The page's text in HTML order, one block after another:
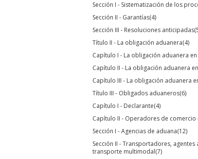
Sección I - Sistematización de los
Sección II - Garantías(4)
Sección III - Resoluciones anticipadas
Título II - La obligación aduanera(4)
Capítulo I - La obligación aduanera
Capítulo II - La obligación aduanera
Capítulo III - La obligación aduanera
Título III - Obligados aduaneros(6)
Capítulo I - Declarante(4)
Capítulo II - Operadores de
Sección I - Agencias de aduana(12)
Sección II - Transportadores,
transporte multimodal(7)